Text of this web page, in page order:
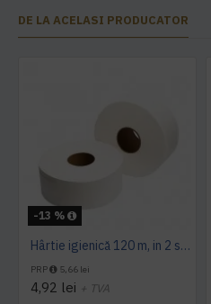
DE LA ACELASI PRODUCATOR
-13 %
Hârtie igienică 120 m, in 2 straturi, extra albă, Mini Jumbo, AQAS
PRP 5,66 lei
4,92 lei + TVA